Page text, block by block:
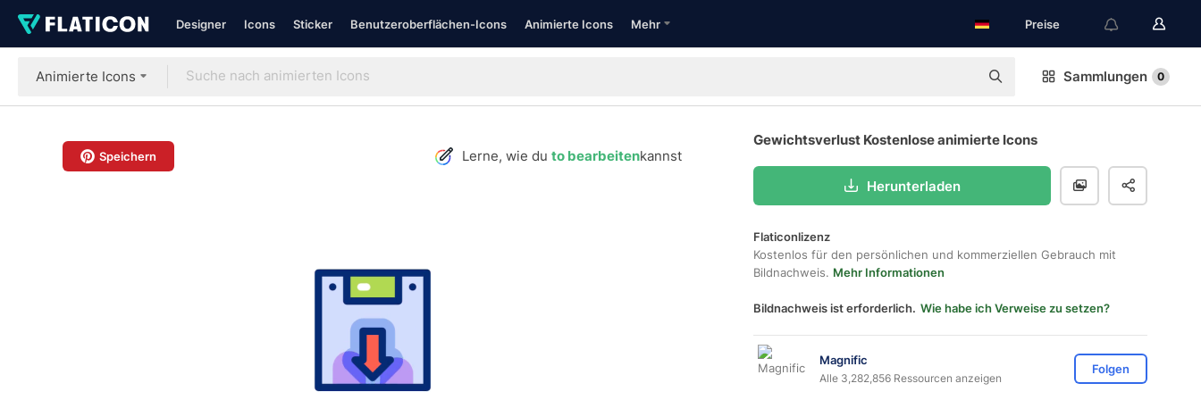
Designer Icons Sticker Benutzeroberflächen-Icons Animierte Icons Mehr Preise
Animierte Icons Sammlungen 0
Speichern Lerne, wie du to bearbeitenkannst
Gewichtsverlust Kostenlose animierte Icons
Herunterladen
Flaticonlizenz
Kostenlos für den persönlichen und kommerziellen Gebrauch mit
Bildnachweis. Mehr Informationen
Bildnachweis ist erforderlich. Wie habe ich Verweise zu setzen?
Magnific
Alle 3,282,856 Ressourcen anzeigen
Folgen